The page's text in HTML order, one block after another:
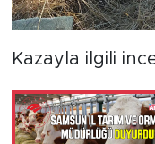
Kazayla ilgili